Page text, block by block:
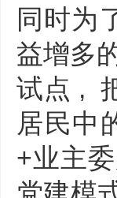
同时为
益增多
试点 ,
居民中
+业主